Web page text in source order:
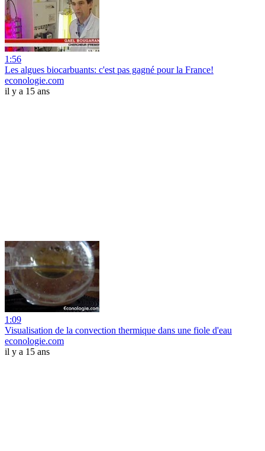
1:56
Les algues biocarbuants: c'est pas gagné pour la France!
econologie.com
il y a 15 ans
1:09
Visualisation de la convection thermique dans une fiole d'eau
econologie.com
il y a 15 ans